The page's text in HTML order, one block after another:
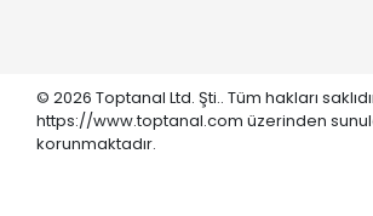
© 2026 Toptanal Ltd. Şti.. Tüm hakları
https://www.toptanal.com üzerinden
korunmaktadır.